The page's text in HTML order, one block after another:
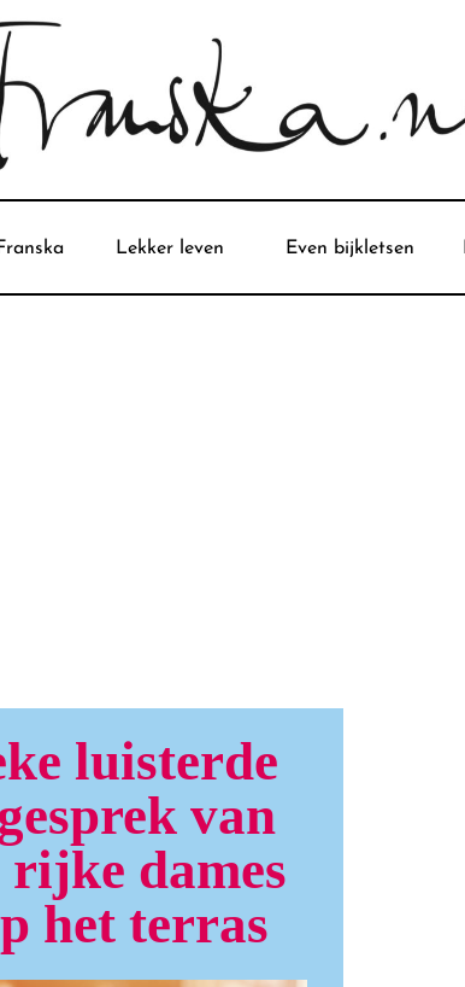
Lekker leven Even bijkletsen
luisterde
van
rijke dames
het terras